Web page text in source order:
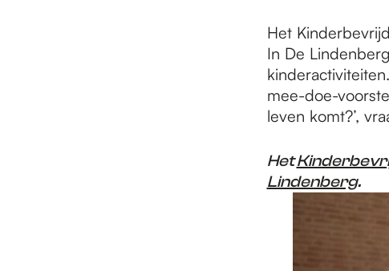
Het
In De
kinderactiviteiten.
mee-doe-
leven komt?’,
Het
Lindenberg.